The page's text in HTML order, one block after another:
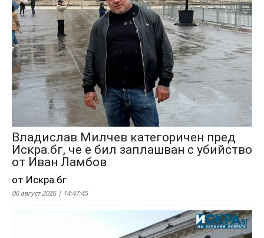
Владислав Милчев категоричен пред
Искра.бг, че е бил заплашван с убийство
от Иван Ламбов
от Искра.бг
06 август 2026 | 14:47:45